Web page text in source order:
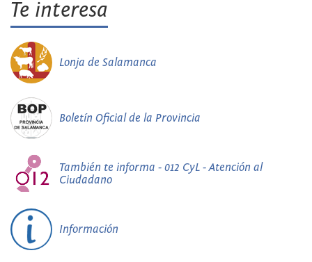
Te interesa
Lonja de Salamanca
Boletín Oficial de la Provincia
También te informa - 012 CyL - Atención al
Ciudadano
Información